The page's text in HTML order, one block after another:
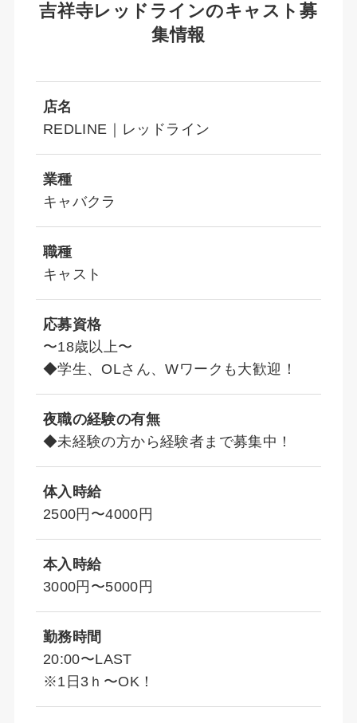
吉祥寺レッドラインのキャスト募
集情報
店名
REDLINE｜レッドライン
業種
キャバクラ
職種
キャスト
応募資格
〜18歳以上〜
◆学生、OLさん、Wワークも大歓迎！
夜職の経験の有無
◆未経験の方から経験者まで募集中！
体入時給
2500円〜4000円
本入時給
3000円〜5000円
勤務時間
20:00〜LAST
※1日3ｈ〜OK！